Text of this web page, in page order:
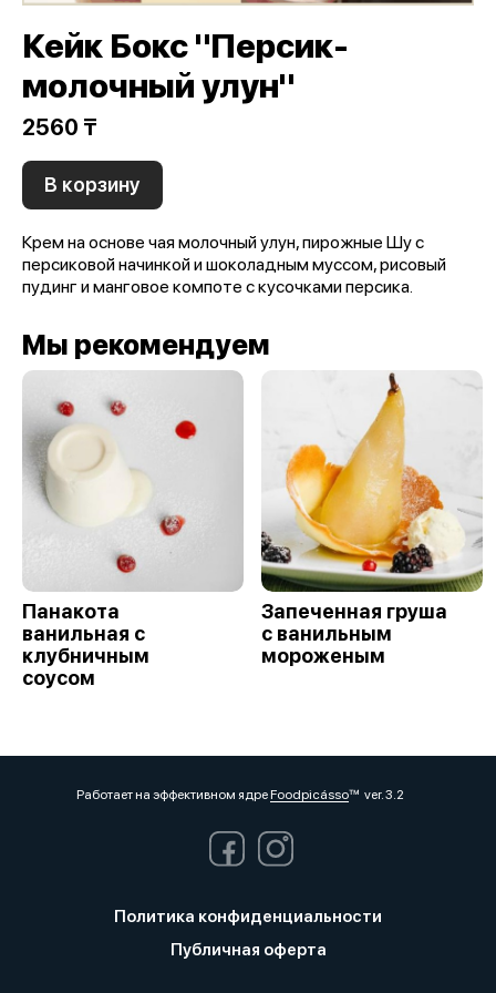
Кейк Бокс "Персик-
молочный улун"
2560 ₸
В корзину
Крем на основе чая молочный улун, пирожные Шу с
персиковой начинкой и шоколадным муссом, рисовый
пудинг и манговое компоте с кусочками персика.
Мы рекомендуем
Панакота
ванильная с
клубничным
соусом
Запеченная груша
с ванильным
мороженым
Работает на эффективном ядреFoodpicássover. 3.2
Политика конфиденциальности
Публичная оферта